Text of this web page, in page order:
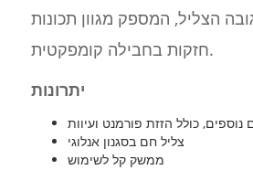
הצליל, המספק מגוון תכונות
חזקות בחבילה קומפקטית.
יתרונות
כולל הזזת פורמנט ועיוות
צליל חם בסגנון אנלוגי
ממשק קל לשימוש